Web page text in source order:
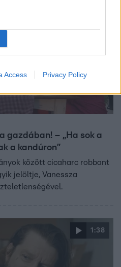
Access Privacy Policy
gazdában! – „Ha sok a
a kandúron”
között cicaharc robbant
jelöltje, Vanessza
1:38